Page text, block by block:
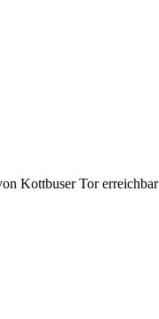
Kottbuser Tor erreichbar